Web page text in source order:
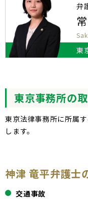
東
弁
東京事務所の
東京法律事務所に所属
します。
神津 竜平弁護士
交通事故